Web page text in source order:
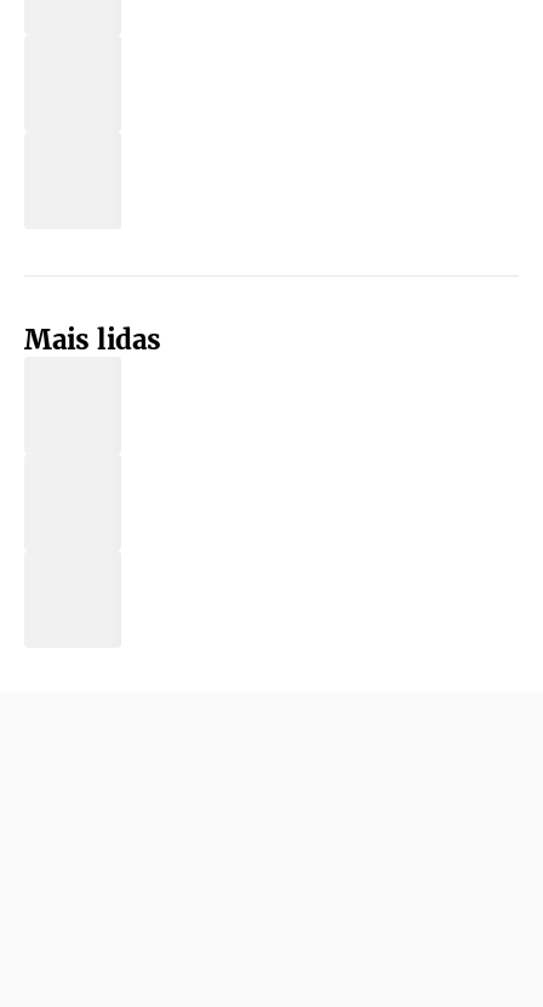
Mais lidas